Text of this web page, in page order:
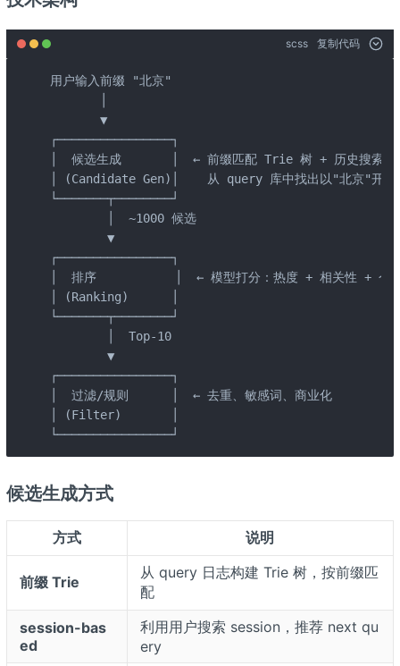
scss 复制代码
用户输入前缀 "北京"
       ▼
┌────────────────┐
│  候选生成       │  ← 前缀匹配 Trie 树 + 历史搜索日
│ (Candidate Gen)│    从 query 库中找出以"北京"开
└───────┬────────┘
        │  ~1000 候选
        ▼
┌────────────────┐
│  排序           │  ← 模型打分：热度 + 相关性 + 个
│ (Ranking)      │
└───────┬────────┘
        │  Top-10
        ▼
┌────────────────┐
│  过滤/规则      │  ← 去重、敏感词、商业化
│ (Filter)       │
└────────────────┘
候选生成方式
方式 说明
前缀 Trie
从 query 日志构建 Trie 树，按前缀匹
配
session-bas
ed
利用用户搜索 session，推荐 next qu
ery